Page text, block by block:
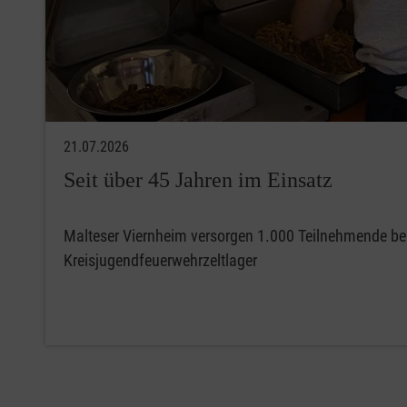
21.07.2026
Seit über 45 Jahren im Einsatz
Malteser Viernheim versorgen 1.000 Teilnehmende
Kreisjugendfeuerwehrzeltlager